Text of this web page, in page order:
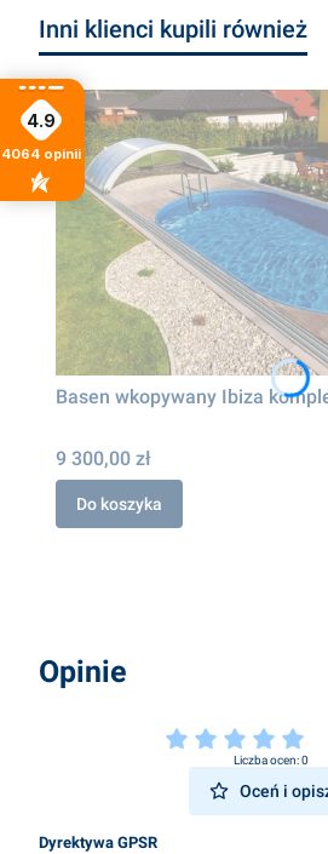
Inni klienci kupili również
Basen wkopywany Ibiza
9 300,00 zł
Do koszyka
Opinie
Liczba ocen: 0
Oceń i
Dyrektywa GPSR
4.9
4064 opinii